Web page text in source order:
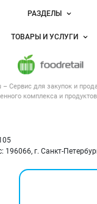
– Сервис для закупок и
комплекса и продуктов
196066, г. Санкт-
Новости Foodretail.ru
Размещение рекламы
Публичная оферта
Контактная информация
обработки
РАЗДЕЛЫ
Объявления
Новости рынка
Вакансии
ТОВАРЫ И УСЛУГИ
Напитки, соки, вода
для
Информация о компаниях
Карта объявлений